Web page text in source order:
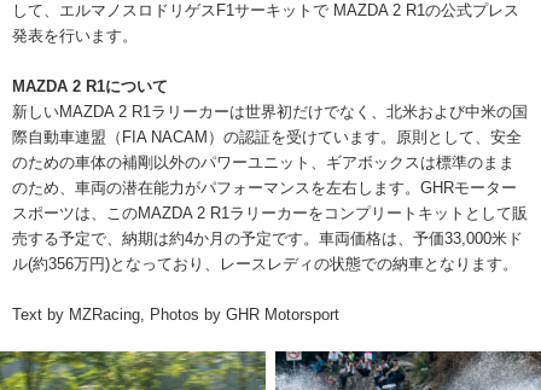
して、エルマノスロドリゲスF1サーキットで MAZDA 2 R1の公式プレス
発表を行います。
MAZDA 2 R1について
新しいMAZDA 2 R1ラリーカーは世界初だけでなく、北米および中米の国
際自動車連盟（FIA NACAM）の認証を受けています。原則として、安全
のための車体の補剛以外のパワーユニット、ギアボックスは標準のまま
のため、車両の潜在能力がパフォーマンスを左右します。GHRモーター
スポーツは、このMAZDA 2 R1ラリーカーをコンプリートキットとして販
売する予定で、納期は約4か月の予定です。車両価格は、予価33,000米ド
ル(約356万円)となっており、レースレディの状態での納車となります。
Text by MZRacing, Photos by GHR Motorsport